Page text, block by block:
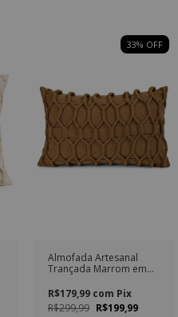
33% OFF
Almofada Artesanal
Trançada Marrom em
R$299,99 R$199,99
R$179,99 com Pix